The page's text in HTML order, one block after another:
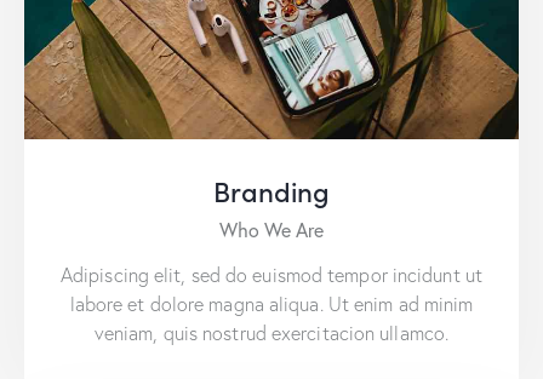
Branding
Who We Are
Adipiscing elit, sed do euismod tempor incidunt ut
labore et dolore magna aliqua. Ut enim ad minim
veniam, quis nostrud exercitacion ullamco.